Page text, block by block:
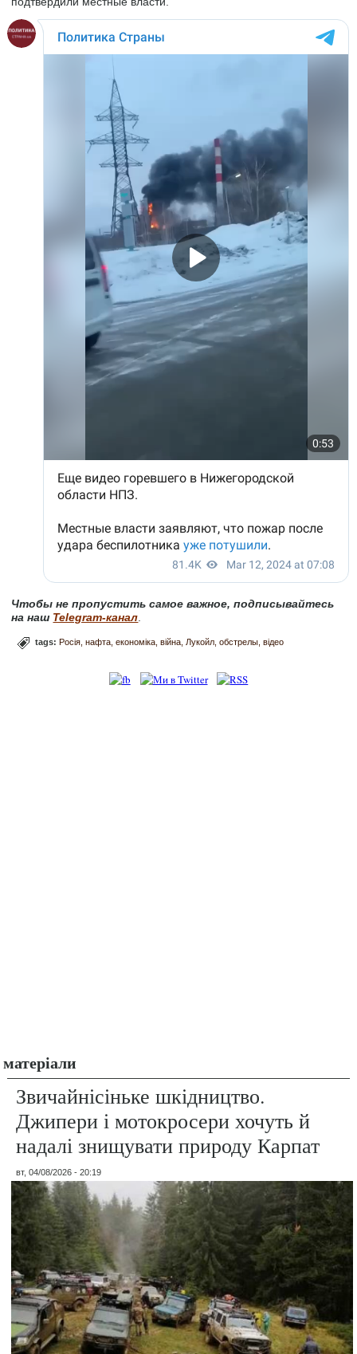
Чтобы не пропустить самое важное, подписывайтесь
на наш Telegram-канал
tags:Росія нафта економіка війна Лукойл обстрелы відео
матеріали
Звичайнісіньке шкідництво.
Джипери і мотокросери хочуть й
надалі знищувати природу Карпат
вт, 04/08/2026 - 20:19